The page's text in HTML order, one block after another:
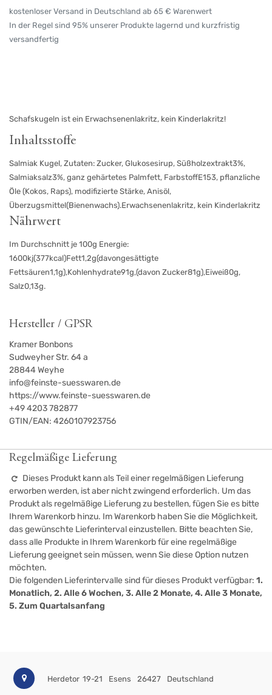
kostenloser Versand in Deutschland ab 65 € Warenwert
In der Regel sind 95% unserer Produkte lagernd und kurzfristig
versandfertig
Schafskugeln ist ein Erwachsenenlakritz, kein Kinderlakritz!
Inhaltsstoffe
Salmiak Kugel, Zutaten: Zucker, Glukosesirup, Süßholzextrakt3%,
Salmiaksalz3%, ganz gehärtetes Palmfett, FarbstoffE153, pflanzliche
Öle (Kokos, Raps), modifizierte Stärke, Anisöl,
Überzugsmittel(Bienenwachs).Erwachsenenlakritz, kein Kinderlakritz
Nährwert
Im Durchschnitt je 100g Energie:
1600kj(377kcal)Fett1,2g(davongesättigte
Fettsäuren1,1g),Kohlenhydrate91g,(davon Zucker81g),Eiweiß0g,
Salz0,13g.
Hersteller / GPSR
Kramer Bonbons
Sudweyher Str. 64 a
28844 Weyhe
info@feinste-suesswaren.de
https://www.feinste-suesswaren.de
+49 4203 782877
GTIN/EAN: 4260107923756
Regelmäßige Lieferung
Dieses Produkt kann als Teil einer regelmäßigen Lieferung
erworben werden, ist aber nicht zwingend erforderlich. Um das
Produkt als regelmäßige Lieferung zu bestellen, fügen Sie es bitte
Ihrem Warenkorb hinzu. Im Warenkorb haben Sie die Möglichkeit,
das gewünschte Lieferinterval einzustellen. Bitte beachten Sie,
dass alle Produkte in Ihrem Warenkorb für eine regelmäßige
Lieferung geeignet sein müssen, wenn Sie diese Option nutzen
möchten.
Die folgenden Lieferintervalle sind für dieses Produkt verfügbar: 1.
Monatlich, 2. Alle 6 Wochen, 3. Alle 2 Monate, 4. Alle 3 Monate,
5. Zum Quartalsanfang
Herdetor 19-21 Esens 26427 Deutschland